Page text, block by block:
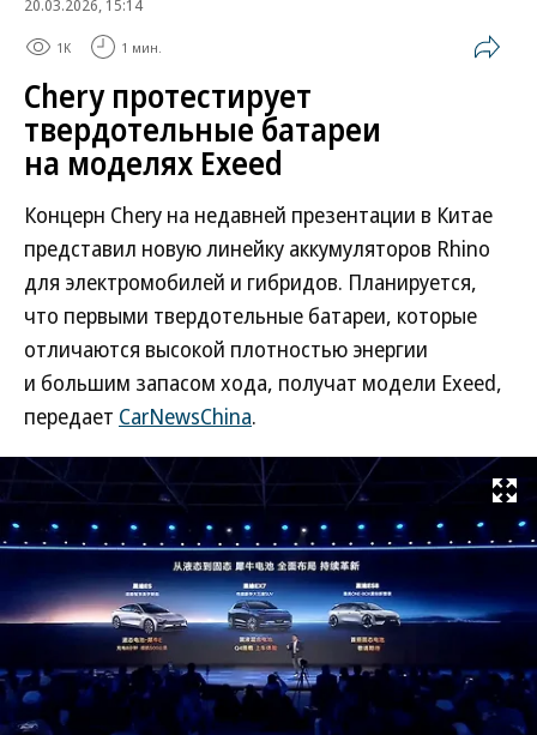
20.03.2026, 15:14
1K 1 мин.
Chery протестирует
твердотельные батареи
на моделях Exeed
Концерн Chery на недавней презентации в Китае
представил новую линейку аккумуляторов Rhino
для электромобилей и гибридов. Планируется,
что первыми твердотельные батареи, которые
отличаются высокой плотностью энергии
и большим запасом хода, получат модели Exeed,
передает CarNewsChina.
Развернуть